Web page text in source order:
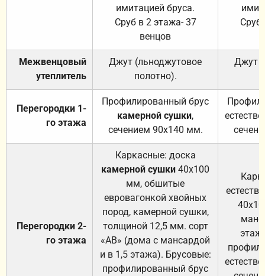
имитацией бруса.
Сруб в 2 этажа- 37
венцов
Сруб
Межвенцовый
утеплитель
Джут (льноджутовое
полотно).
Джут
Перегородки 1-
го этажа
Профилированный брус
камерной сушки,
сечением 90х140 мм.
Перегородки 2-
го этажа
Каркасные: доска
камерной сушки 40х100
мм, обшитые
евровагонкой хвойных
пород, камерной сушки,
толщиной 12,5 мм. сорт
«АВ» (дома с мансардой
и в 1,5 этажа). Брусовые:
профилированный брус